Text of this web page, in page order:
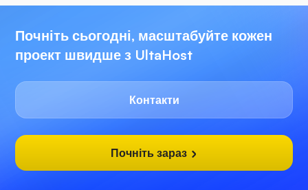
Почніть сьогодні, масштабуйте кожен
проект швидше з UltaHost
Контакти
Почніть зараз